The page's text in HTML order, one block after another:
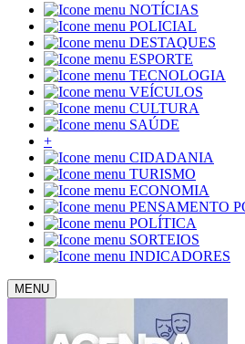
NOTÍCIAS
POLICIAL
DESTAQUES
ESPORTE
TECNOLOGIA
VEÍCULOS
CULTURA
SAÚDE
+
CIDADANIA
TURISMO
ECONOMIA
PENSAMENTO
POLÍTICA
SORTEIOS
INDICADORES
MENU